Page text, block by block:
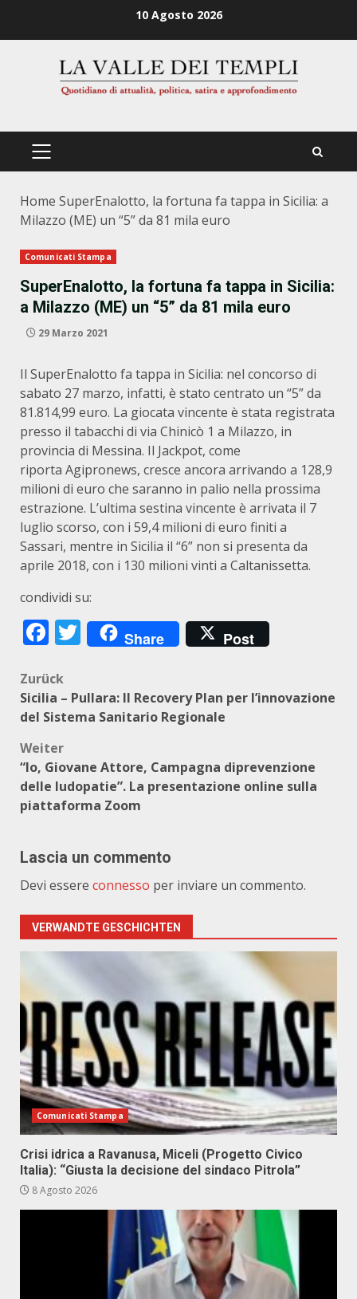
10 Agosto 2026
PRIMÄRES
Home SuperEnalotto, la fortuna fa tappa in Sicilia: a
Milazzo (ME) un “5” da 81 mila euro
Comunicati Stampa
SuperEnalotto, la fortuna fa tappa in Sicilia:
a Milazzo (ME) un “5” da 81 mila euro
29 Marzo 2021
Il SuperEnalotto fa tappa in Sicilia: nel concorso di
sabato 27 marzo, infatti, è stato centrato un “5” da
81.814,99 euro. La giocata vincente è stata registrata
presso il tabacchi di via Chinicò 1 a Milazzo, in
provincia di Messina. Il Jackpot, come
riporta Agipronews, cresce ancora arrivando a 128,9
milioni di euro che saranno in palio nella prossima
estrazione. L’ultima sestina vincente è arrivata il 7
luglio scorso, con i 59,4 milioni di euro finiti a
Sassari, mentre in Sicilia il “6” non si presenta da
aprile 2018, con i 130 milioni vinti a Caltanissetta.
condividi su:
Facebook
Twitter
Share Post
Beitragsnavigation
Zurück
Sicilia – Pullara: Il Recovery Plan per l’innovazione
del Sistema Sanitario Regionale
Weiter
“Io, Giovane Attore, Campagna diprevenzione
delle ludopatie”. La presentazione online sulla
piattaforma Zoom
Lascia un commento
Devi essere connesso per inviare un commento.
VERWANDTE GESCHICHTEN
Comunicati Stampa
Crisi idrica a Ravanusa, Miceli (Progetto Civico
Italia): “Giusta la decisione del sindaco Pitrola”
8 Agosto 2026